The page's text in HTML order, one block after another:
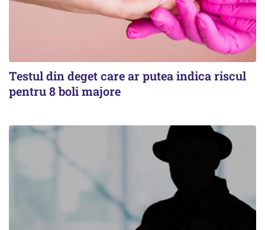
Testul din deget care ar putea indica riscul
pentru 8 boli majore